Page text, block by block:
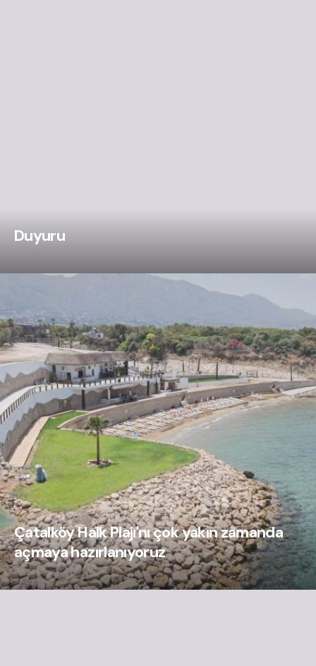
Duyuru
Çatalköy Halk Plajı'nı çok yakın zamanda
açmaya hazırlanıyoruz